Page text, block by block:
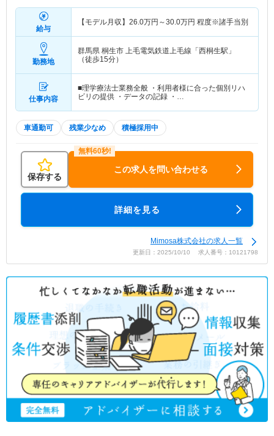
給与
【モデル月収】 26.0万円～30.0万円 程度※諸手当別
勤務地
群馬県 桐生市 上毛電気鉄道上毛線「西桐生駅」
（徒歩15分）
仕事内容
■理学療法士業務全般 ・利用者様に合った個別リハ
ビリの提供 ・データの記録 ・…
車通勤可 残業少なめ 積極採用中
保存する
この求人を問い合わせる
詳細を見る
Mimosa株式会社の求人一覧
更新日：2025/10/10 求人番号：10121798